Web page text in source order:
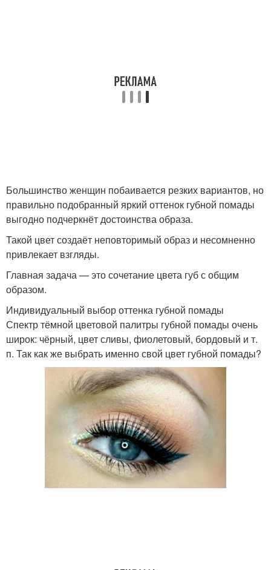
Осенний макияж Темная помада
Большинство женщин побаивается резких вариантов, но
правильно подобранный яркий оттенок губной помады
выгодно подчеркнёт достоинства образа.
Такой цвет создаёт неповторимый образ и несомненно
привлекает взгляды.
Главная задача — это сочетание цвета губ с общим
образом.
Индивидуальный выбор оттенка губной помады
Спектр тёмной цветовой палитры губной помады очень
широк: чёрный, цвет сливы, фиолетовый, бордовый и т.
п. Так как же выбрать именно свой цвет губной помады?